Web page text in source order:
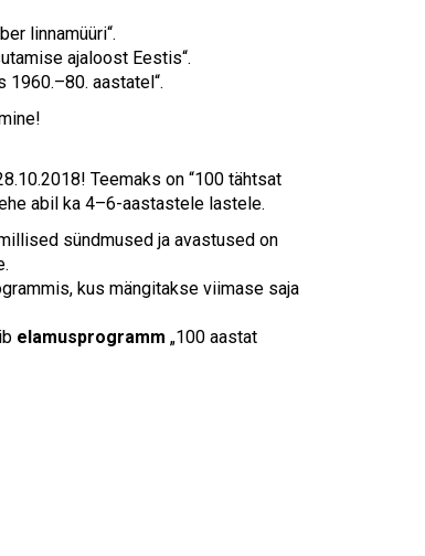
linnamüüri“.
ajaloost Eestis“.
aastatel“.
Teemaks on “100 tähtsat
abil ka 4–6-aastastele lastele.
sündmused ja avastused on
kus mängitakse viimase saja
elamusprogramm „100 aastat